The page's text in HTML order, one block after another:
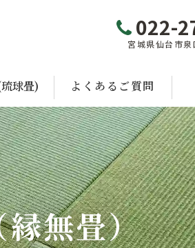
022-
宮城県仙台市
球畳) よくあるご質問
無畳）